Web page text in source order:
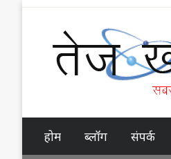
Tez Khabar
होम ब्लॉग संपर्क